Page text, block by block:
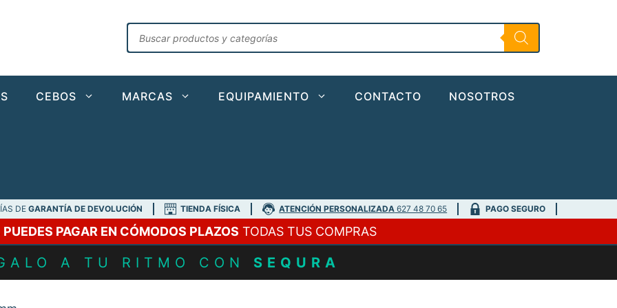
Búsqueda
de
productos
CEBOS MARCAS EQUIPAMIENTO CONTACTO NOSOTROS
DEGARANTÍA DE DEVOLUCIÓN TIENDA FÍSICA ATENCIÓN PERSONALIZADA 627 48 70 65 PAGO SEGURO
PUEDES PAGAR EN CÓMODOS PLAZOS TODAS TUS COMPRAS
A TU RITMO CON SEQURA